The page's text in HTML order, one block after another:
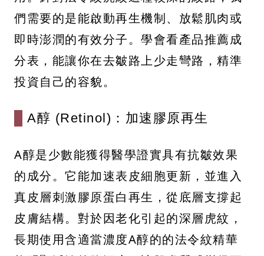
們需要的是能啟動再生機制、放鬆肌肉或
即時澎潤的有效分子。學會看產品推薦成
分表，能讓你在去皺路上少走彎路，精準
投資自己的容貌。
A醇 (Retinol)：加速膠原再生
A醇是少數能獲得醫學證實具有抗皺效果
的成分。它能加速表皮細胞更新，並進入
真皮層刺激膠原蛋白再生，從底層支撐起
皮膚結構。對於因老化引起的深層虎紋，
長期使用含適當濃度A醇的的法令紋精華